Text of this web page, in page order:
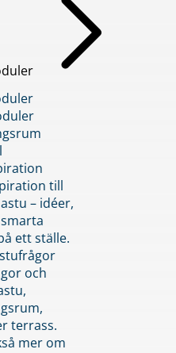
till
– idéer,
ett ställe.
och
terrass.
mer om